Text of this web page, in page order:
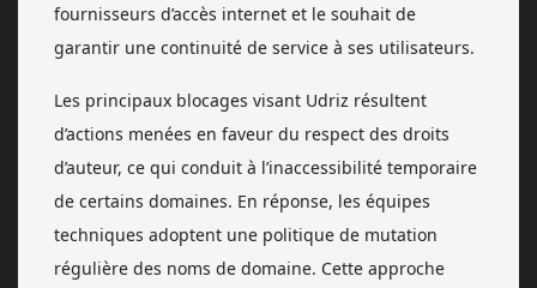
fournisseurs d’accès internet et le souhait de
garantir une continuité de service à ses utilisateurs.
Les principaux blocages visant Udriz résultent
d’actions menées en faveur du respect des droits
d’auteur, ce qui conduit à l’inaccessibilité temporaire
de certains domaines. En réponse, les équipes
techniques adoptent une politique de mutation
régulière des noms de domaine. Cette approche